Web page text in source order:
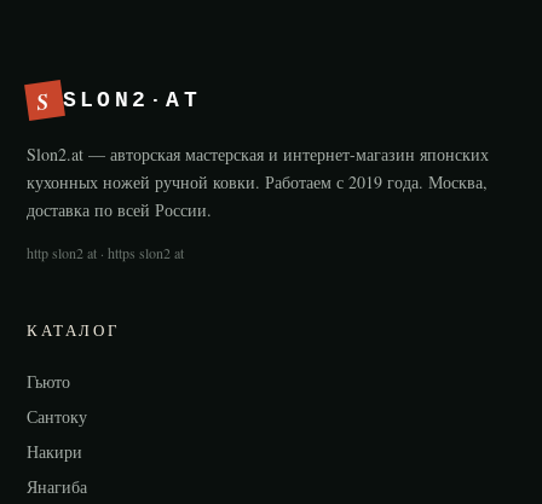
S SLON2·AT
Slon2.at — авторская мастерская и интернет-магазин японских
кухонных ножей ручной ковки. Работаем с 2019 года. Москва,
доставка по всей России.
http slon2 at · https slon2 at
КАТАЛОГ
Гьюто
Сантоку
Накири
Янагиба